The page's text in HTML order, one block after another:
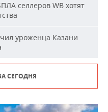
селлеров WB хотят
уроженца Казани
СЕГОДНЯ